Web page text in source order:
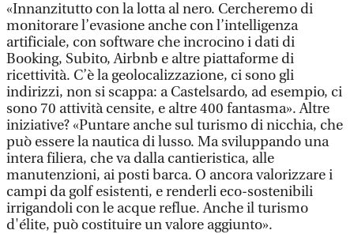
«Innanzitutto con la lotta al nero. Cercheremo di
monitorare l’evasione anche con l’intelligenza
artificiale, con software che incrocino i dati di
Booking, Subito, Airbnb e altre piattaforme di
ricettività. C’è la geolocalizzazione, ci sono gli
indirizzi, non si scappa: a Castelsardo, ad esempio, ci
sono 70 attività censite, e altre 400 fantasma». Altre
iniziative? «Puntare anche sul turismo di nicchia, che
può essere la nautica di lusso. Ma sviluppando una
intera filiera, che va dalla cantieristica, alle
manutenzioni, ai posti barca. O ancora valorizzare i
campi da golf esistenti, e renderli eco-sostenibili
irrigandoli con le acque reflue. Anche il turismo
d'élite, può costituire un valore aggiunto».